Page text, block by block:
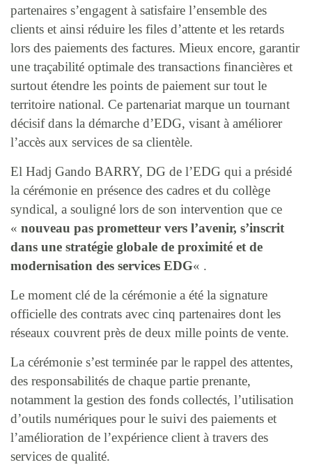
partenaires s’engagent à satisfaire l’ensemble des
clients et ainsi réduire les files d’attente et les retards
lors des paiements des factures. Mieux encore, garantir
une traçabilité optimale des transactions financières et
surtout étendre les points de paiement sur tout le
territoire national. Ce partenariat marque un tournant
décisif dans la démarche d’EDG, visant à améliorer
l’accès aux services de sa clientèle.
El Hadj Gando BARRY, DG de l’EDG qui a présidé
la cérémonie en présence des cadres et du collège
syndical, a souligné lors de son intervention que ce
« nouveau pas prometteur vers l’avenir, s’inscrit
dans une stratégie globale de proximité et de
modernisation des services EDG« .
Le moment clé de la cérémonie a été la signature
officielle des contrats avec cinq partenaires dont les
réseaux couvrent près de deux mille points de vente.
La cérémonie s’est terminée par le rappel des attentes,
des responsabilités de chaque partie prenante,
notamment la gestion des fonds collectés, l’utilisation
d’outils numériques pour le suivi des paiements et
l’amélioration de l’expérience client à travers des
services de qualité.